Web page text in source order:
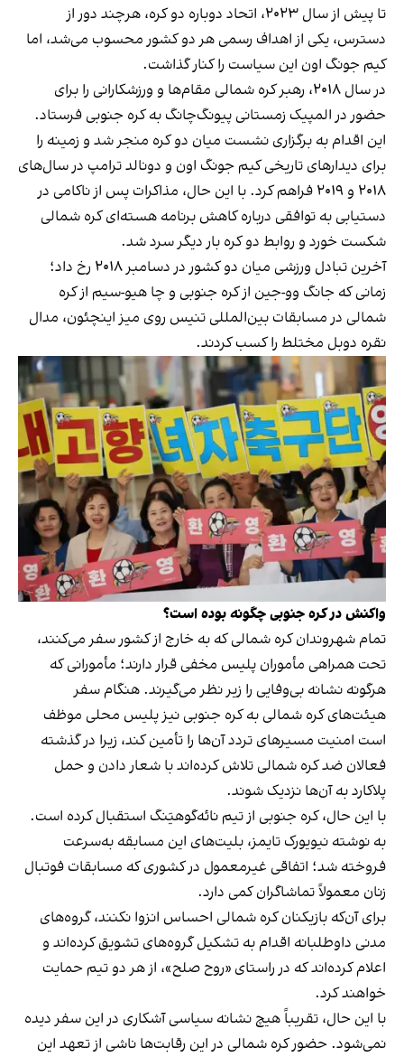
تا پیش از سال ۲۰۲۳، اتحاد دوباره دو کره، هرچند دور از
دسترس، یکی از اهداف رسمی هر دو کشور محسوب می‌شد، اما
کیم جونگ اون این سیاست را کنار گذاشت.
در سال ۲۰۱۸، رهبر کره شمالی مقام‌ها و ورزشکارانی را برای
حضور در المپیک زمستانی پیونگ‌چانگ به کره جنوبی فرستاد.
این اقدام به برگزاری نشست میان دو کره منجر شد و زمینه را
برای دیدارهای تاریخی کیم جونگ اون و دونالد ترامپ در سال‌های
۲۰۱۸ و ۲۰۱۹ فراهم کرد. با این حال، مذاکرات پس از ناکامی در
دستیابی به توافقی درباره کاهش برنامه هسته‌ای کره شمالی
شکست خورد و روابط دو کره بار دیگر سرد شد.
آخرین تبادل ورزشی میان دو کشور در دسامبر ۲۰۱۸ رخ داد؛
زمانی که جانگ وو-جین از کره جنوبی و چا هیو-سیم از کره
شمالی در مسابقات بین‌المللی تنیس روی میز اینچئون، مدال
نقره دوبل مختلط را کسب کردند.
واکنش در کره جنوبی چگونه بوده است؟
تمام شهروندان کره شمالی که به خارج از کشور سفر می‌کنند،
تحت همراهی مأموران پلیس مخفی قرار دارند؛ مأمورانی که
هرگونه نشانه بی‌وفایی را زیر نظر می‌گیرند. هنگام سفر
هیئت‌های کره شمالی به کره جنوبی نیز پلیس محلی موظف
است امنیت مسیرهای تردد آن‌ها را تأمین کند، زیرا در گذشته
فعالان ضد کره شمالی تلاش کرده‌اند با شعار دادن و حمل
پلاکارد به آن‌ها نزدیک شوند.
با این حال، کره جنوبی از تیم نائه‌گو‌هیَنگ استقبال کرده است.
به نوشته نیویورک تایمز، بلیت‌های این مسابقه به‌سرعت
فروخته شد؛ اتفاقی غیرمعمول در کشوری که مسابقات فوتبال
زنان معمولاً تماشاگران کمی دارد.
برای آن‌که بازیکنان کره شمالی احساس انزوا نکنند، گروه‌های
مدنی داوطلبانه اقدام به تشکیل گروه‌های تشویق کرده‌اند و
اعلام کرده‌اند که در راستای «روح صلح»، از هر دو تیم حمایت
خواهند کرد.
با این حال، تقریباً هیچ نشانه سیاسی آشکاری در این سفر دیده
نمی‌شود. حضور کره شمالی در این رقابت‌ها ناشی از تعهد این